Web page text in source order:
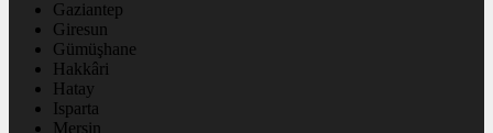
Gaziantep
Giresun
Gümüşhane
Hakkâri
Hatay
Isparta
Mersin